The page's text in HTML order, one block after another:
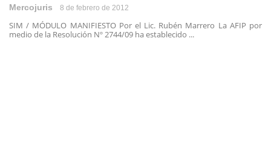
Mercojuris 8 de febrero de 2012
SIM / MÓDULO MANIFIESTO Por el Lic. Rubén Marrero La AFIP por
medio de la Resolución Nº 2744/09 ha establecido ...